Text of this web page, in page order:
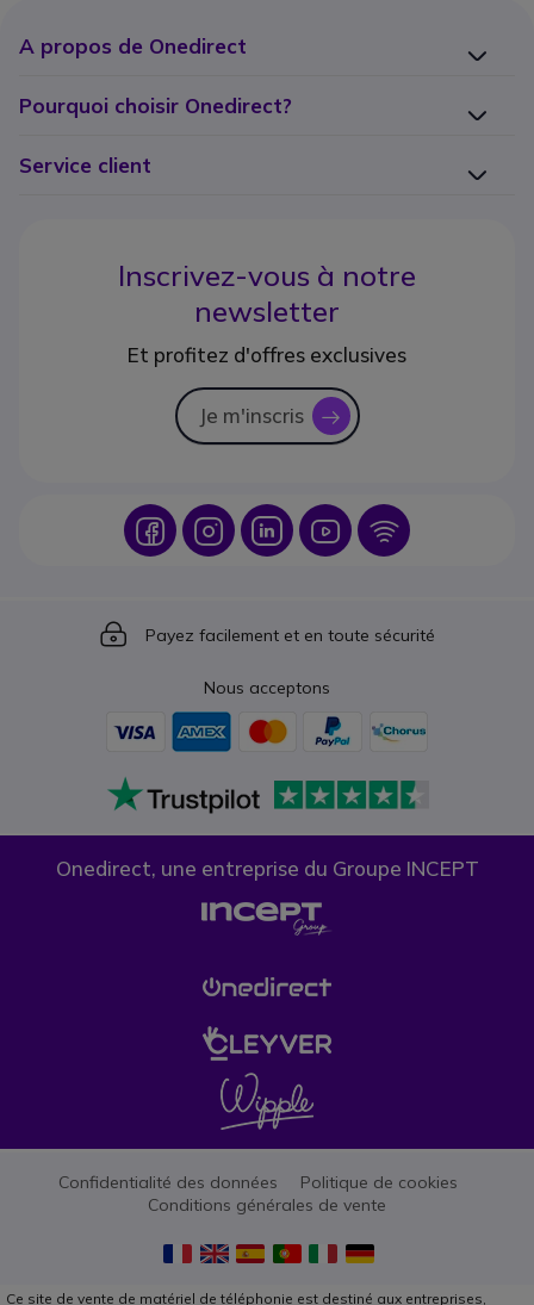
A propos de Onedirect
Pourquoi choisir Onedirect?
Service client
Inscrivez-vous à notre
newsletter
Et profitez d'offres exclusives
Je m'inscris icon
Icon IconIcon Icon Icon
Icon
Payez facilement et en toute sécurité
Nous acceptons
Onedirect, une entreprise du Groupe INCEPT
Confidentialité des données
Politique de cookies
Conditions générales de vente
Ce site de vente de matériel de téléphonie est destiné aux entreprises,